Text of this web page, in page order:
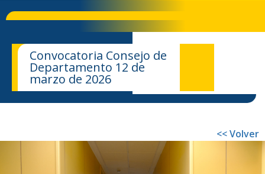
Convocatoria Consejo de
Departamento 12 de
marzo de 2026
<< Volver